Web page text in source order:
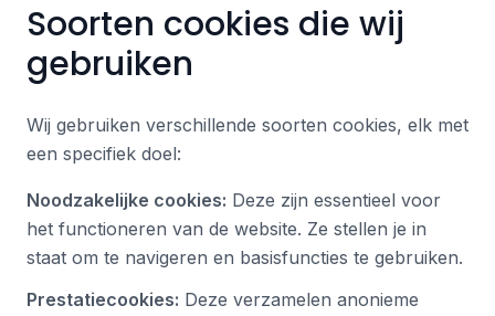
Soorten cookies die wij
gebruiken
Wij gebruiken verschillende soorten cookies, elk met
een specifiek doel:
Noodzakelijke cookies: Deze zijn essentieel voor
het functioneren van de website. Ze stellen je in
staat om te navigeren en basisfuncties te gebruiken.
Prestatiecookies: Deze verzamelen anonieme